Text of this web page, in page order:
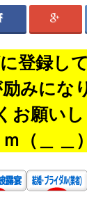
登録し
みにな
お願いし
ｍ（＿ ＿